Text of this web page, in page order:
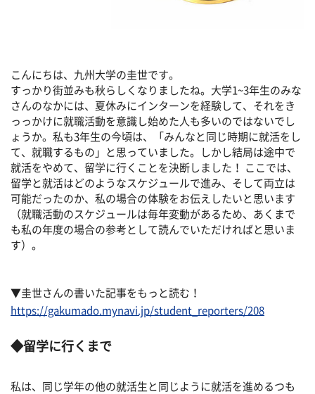
こんにちは、九州大学の圭世です。
すっかり街並みも秋らしくなりましたね。大学1~3年生のみな
さんのなかには、夏休みにインターンを経験して、それをき
っっかけに就職活動を意識し始めた人も多いのではないでし
ょうか。私も3年生の今頃は、「みんなと同じ時期に就活をし
て、就職するもの」と思っていました。しかし結局は途中で
就活をやめて、留学に行くことを決断しました！ ここでは、
留学と就活はどのようなスケジュールで進み、そして両立は
可能だったのか、私の場合の体験をお伝えしたいと思います
（就職活動のスケジュールは毎年変動があるため、あくまで
も私の年度の場合の参考として読んでいただければと思いま
す）。
▼圭世さんの書いた記事をもっと読む！
https://gakumado.mynavi.jp/student_reporters/208
◆留学に行くまで
私は、同じ学年の他の就活生と同じように就活を進めるつも